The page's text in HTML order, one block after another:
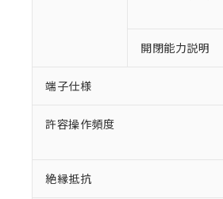
開閉能力説明
端子仕様
許容操作頻度
絶縁抵抗